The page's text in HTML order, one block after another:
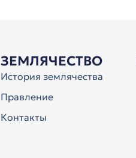
ЗЕМЛЯЧЕСТВО
История землячества
Правление
Контакты